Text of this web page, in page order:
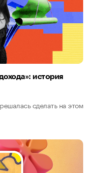
история
сделать на этом